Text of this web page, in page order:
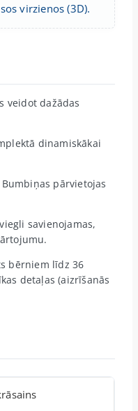
virzienos (3D).
veidot dažādas
dinamiskākai
Bumbiņas pārvietojas
savienojamas,
bērniem līdz 36
detaļas (aizrīšanās